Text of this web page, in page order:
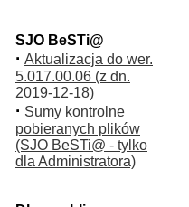
SJO BeSTi@
· Aktualizacja do wer.
5.017.00.06 (z dn.
2019-12-18)
· Sumy kontrolne
pobieranych plików
(SJO BeSTi@ - tylko
dla Administratora)